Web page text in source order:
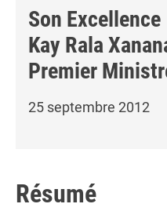
Son Excellence
Kay Rala
Premier
25 septembre 2012
Résumé